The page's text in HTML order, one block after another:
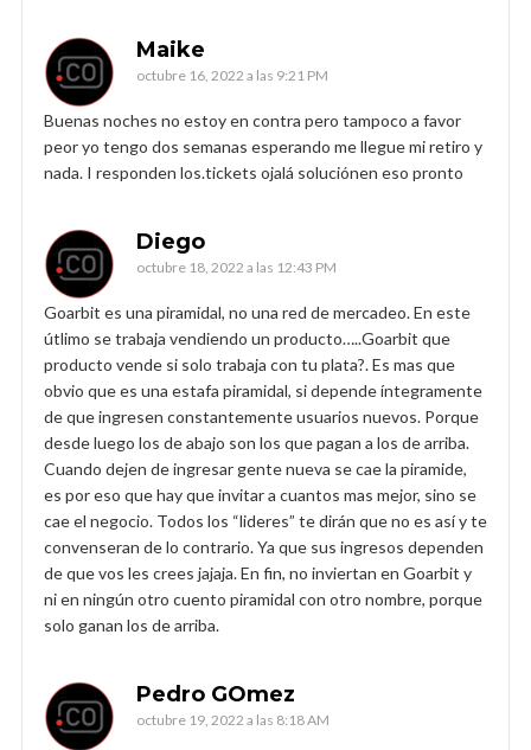
Maike
octubre 16, 2022 a las 9:21 PM
Buenas noches no estoy en contra pero tampoco a favor
peor yo tengo dos semanas esperando me llegue mi retiro y
nada. I responden los.tickets ojalá soluciónen eso pronto
Diego
octubre 18, 2022 a las 12:43 PM
Goarbit es una piramidal, no una red de mercadeo. En este
útlimo se trabaja vendiendo un producto…..Goarbit que
producto vende si solo trabaja con tu plata?. Es mas que
obvio que es una estafa piramidal, si depende íntegramente
de que ingresen constantemente usuarios nuevos. Porque
desde luego los de abajo son los que pagan a los de arriba.
Cuando dejen de ingresar gente nueva se cae la piramide,
es por eso que hay que invitar a cuantos mas mejor, sino se
cae el negocio. Todos los “lideres” te dirán que no es así y te
convenseran de lo contrario. Ya que sus ingresos dependen
de que vos les crees jajaja. En fin, no inviertan en Goarbit y
ni en ningún otro cuento piramidal con otro nombre, porque
solo ganan los de arriba.
Pedro GOmez
octubre 19, 2022 a las 8:18 AM